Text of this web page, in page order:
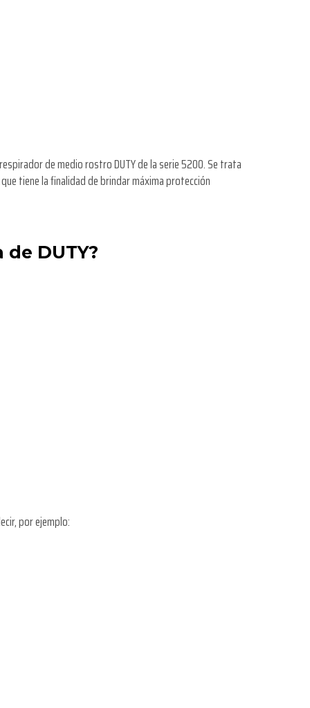
de medio rostro DUTY de la serie 5200. Se trata
tiene la finalidad de brindar máxima protección
DUTY?
por ejemplo: